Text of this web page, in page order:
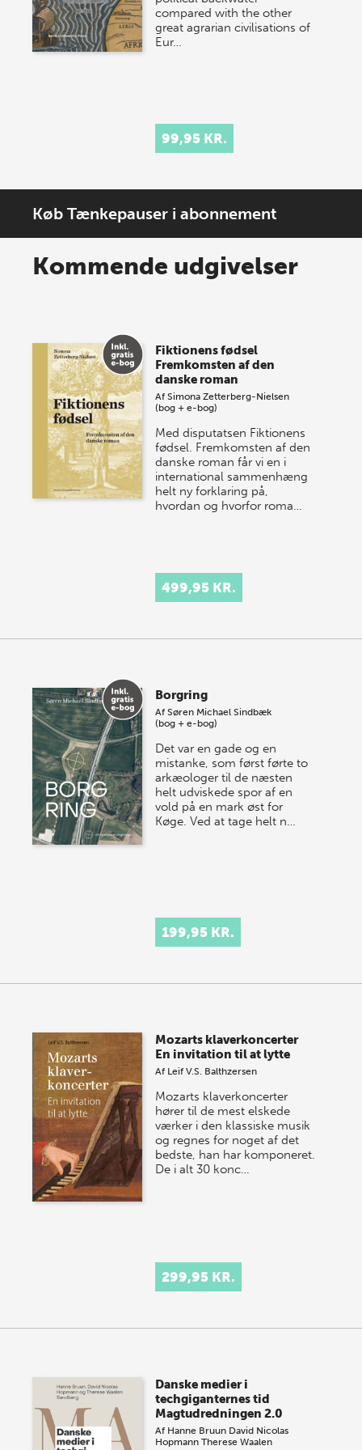
compared with the other
great agrarian civilisations of
Eur…
99,95 KR.
Køb Tænkepauser i abonnement
Kommende udgivelser
Fiktionens fødsel
Fremkomsten af den
danske roman
AfSimona Zetterberg-Nielsen
(bog + e-bog)
Med disputatsen Fiktionens
fødsel. Fremkomsten af den
danske roman får vi en i
international sammenhæng
helt ny forklaring på,
hvordan og hvorfor roma…
499,95 KR.
Borgring
AfSøren Michael Sindbæk
(bog + e-bog)
Det var en gade og en
mistanke, som først førte to
arkæologer til de næsten
helt udviskede spor af en
vold på en mark øst for
Køge. Ved at tage helt n…
199,95 KR.
Mozarts klaverkoncerter
En invitation til at lytte
Af Leif V.S. Balthzersen
Mozarts klaverkoncerter
hører til de mest elskede
værker i den klassiske musik
og regnes for noget af det
bedste, han har komponeret.
De i alt 30 konc…
299,95 KR.
Danske medier i
techgiganternes tid
Magtudredningen 2.0
Af Hanne Bruun David Nicolas
Hopmann Therese Waalen